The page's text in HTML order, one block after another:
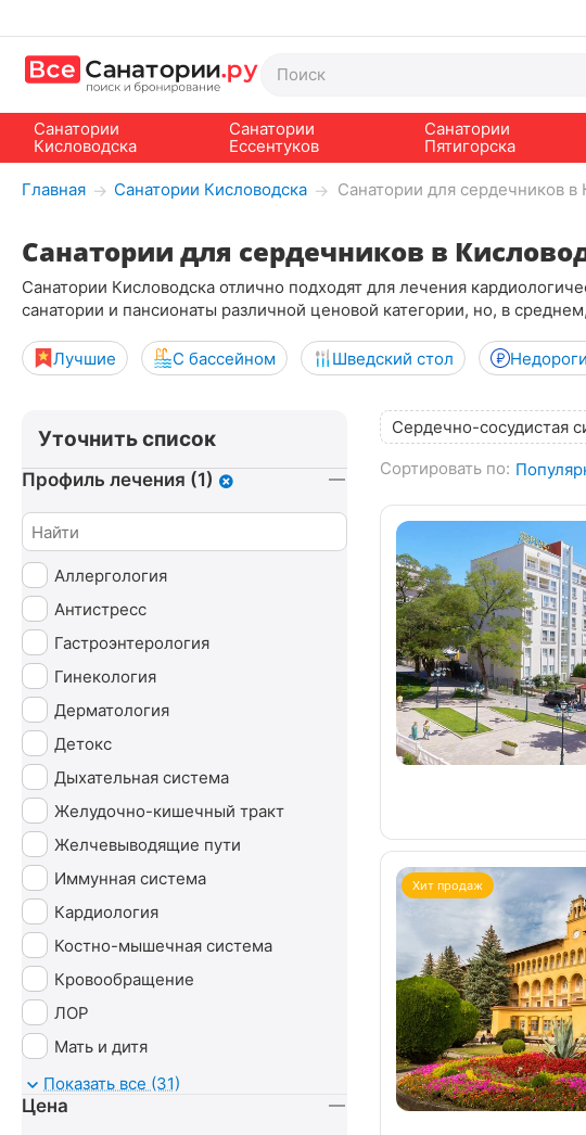
Санатории
Кисловодска
Санатории
Ессентуков
Санатории
Пятигорска
Главная → Санатории Кисловодска → Санатории для сердечников в
Санатории для сердечников в
Санатории Кисловодска отлично подходят для лечения
санатории и пансионаты различной ценовой категории, но, в
Лучшие С бассейном Шведский стол
Сердечно-сосудистая
Сортировать по:
Хит продаж
Уточнить список
Профиль лечения (1)
Аллергология
Антистресс
Гастроэнтерология
Гинекология
Дерматология
Детокс
Дыхательная система
Желудочно-кишечный тракт
Желчевыводящие пути
Иммунная система
Кардиология
Костно-мышечная система
Кровообращение
ЛОР
Мать и дитя
Мочеполовая система
Неврология
Показать все (31)
Цена